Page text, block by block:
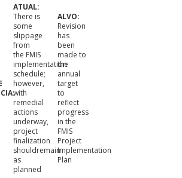
There is
some
slippage
from
the FMIS
implementation
schedule;
however,
with
remedial
actions
underway,
project
finalization
shouldremain
as
planned
Revision
has
been
made to
the
annual
target
to
reflect
progress
in the
FMIS
Project
Implementation
Plan